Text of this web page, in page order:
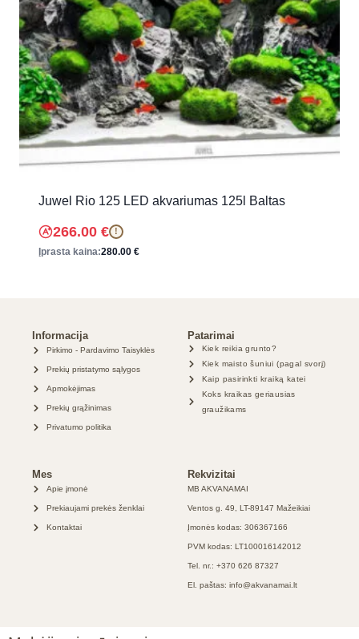
Juwel Rio 125 LED akvariumas 125l Baltas
266.00 € !
Įprasta kaina:280.00 €
Informacija
Pirkimo - Pardavimo Taisyklės
Prekių pristatymo sąlygos
Apmokėjimas
Prekių grąžinimas
Privatumo politika
Patarimai
Kiek reikia grunto?
Kiek maisto šuniui (pagal svorį)
Kaip pasirinkti kraiką katei
Koks kraikas geriausias
graužikams
Mes
Apie įmonė
Prekiaujami prekės ženklai
Kontaktai
Rekvizitai
MB AKVANAMAI
Ventos g. 49, LT-89147 Mažeikiai
Įmonės kodas: 306367166
PVM kodas: LT100016142012
Tel. nr.: +370 626 87327
El. paštas: info@akvanamai.lt